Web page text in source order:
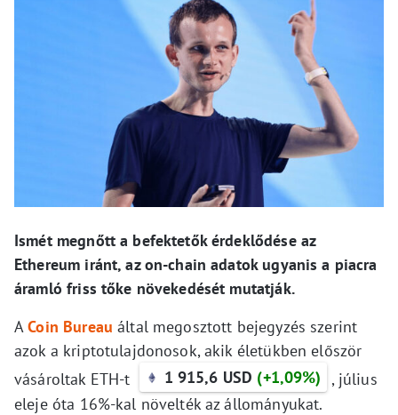
Ismét megnőtt a befektetők érdeklődése az
Ethereum iránt, az on-chain adatok ugyanis a piacra
áramló friss tőke növekedését mutatják.
ACoin Bureau által megosztott bejegyzés szerint
azok a kriptotulajdonosok, akik életükben először
vásároltak ETH-t
1 915,6 USD (+1,09%)
, július
eleje óta 16%-kal növelték az állományukat.